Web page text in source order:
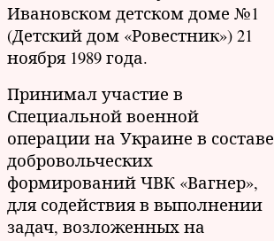
Ивановском детском доме №1
(Детский дом «Ровестник») 21
ноября 1989 года.
Принимал участие в
Специальной военной
операции на Украине в составе
добровольческих
формирований ЧВК «Вагнер»,
для содействия в выполнении
задач, возложенных на